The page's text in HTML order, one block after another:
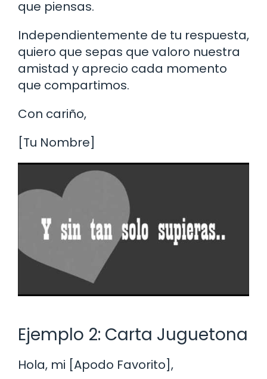
que piensas.
Independientemente de tu respuesta,
quiero que sepas que valoro nuestra
amistad y aprecio cada momento
que compartimos.
Con cariño,
[Tu Nombre]
Ejemplo 2: Carta Juguetona
Hola, mi [Apodo Favorito],